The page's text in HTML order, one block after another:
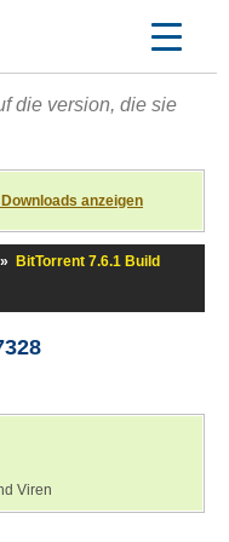
die version, die sie
anzeigen
»
BitTorrent 7.6.1 Build
Viren